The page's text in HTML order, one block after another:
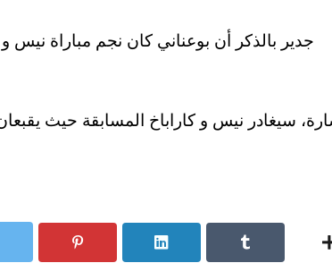
سيغادر نيس و كاراباخ المسابقة حيث